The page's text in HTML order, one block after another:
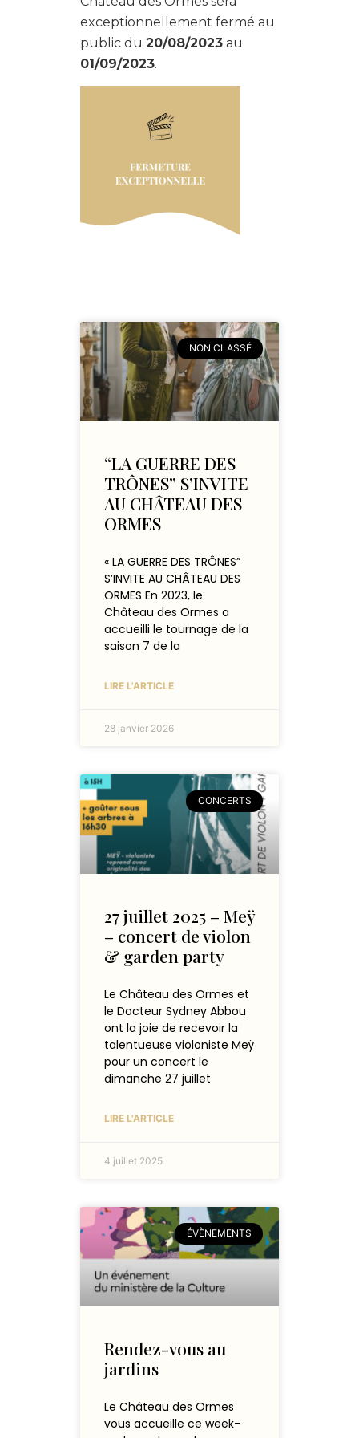
exceptionnellement fermé au
public du 20/08/2023 au
01/09/2023.
NON CLASSÉ
“LA GUERRE DES
TRÔNES” S’INVITE
AU CHÂTEAU DES
ORMES
« LA GUERRE DES TRÔNES”
S’INVITE AU CHÂTEAU DES
ORMES En 2023, le
Château des Ormes a
accueilli le tournage de la
saison 7 de la
LIRE L'ARTICLE
28 janvier 2026
CONCERTS
27 juillet 2025 – Meÿ
– concert de violon
& garden party
Le Château des Ormes et
le Docteur Sydney Abbou
ont la joie de recevoir la
talentueuse violoniste Meÿ
pour un concert le
dimanche 27 juillet
LIRE L'ARTICLE
4 juillet 2025
ÉVÈNEMENTS
Rendez-vous au
jardins
Le Château des Ormes
vous accueille ce week-